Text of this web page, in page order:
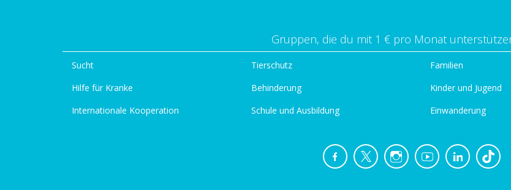
Gruppen, die du mit 1 € pro Monat
Sucht
Hilfe für Kranke
Internationale Kooperation
Tierschutz
Behinderung
Schule und Ausbildung
Familien
Kinder und Jugend
Einwanderung